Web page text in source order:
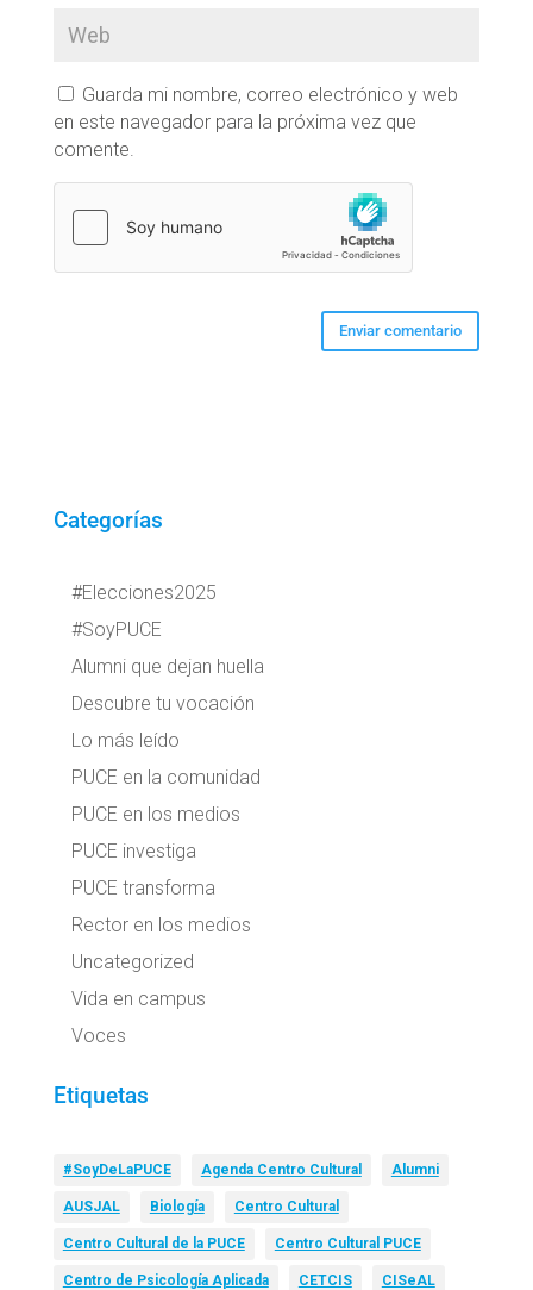
Guarda mi nombre, correo electrónico y web
en este navegador para la próxima vez que
comente.
Categorías
#Elecciones2025
#SoyPUCE
Alumni que dejan huella
Descubre tu vocación
Lo más leído
PUCE en la comunidad
PUCE en los medios
PUCE investiga
PUCE transforma
Rector en los medios
Uncategorized
Vida en campus
Voces
Etiquetas
#SoyDeLaPUCE Agenda Centro Cultural Alumni
AUSJAL Biología Centro Cultural
Centro Cultural de la PUCE Centro Cultural PUCE
Centro de Psicología Aplicada CETCIS CISeAL